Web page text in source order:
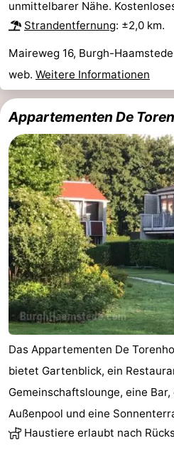
Oranjezon
Oostkapelle
-
Natur
de
Mantelingen
-
Domburg
-
Zoutelande
-
Vlissingen
-
Middelburg
Wetter
Kontakt
unmittelbarer Nähe.
Strandentfernung: ±2,0 km.
Maireweg 16, Burgh-Haamstede
web. Weitere Informationen
Appartementen De
Das Appartementen De
bietet Gartenblick, ein
Gemeinschaftslounge, eine
Außenpool und eine
Haustiere erlaubt nach